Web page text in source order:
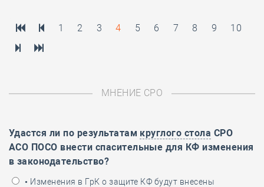
1 2 3 4 5 6 7 8 9 10
МНЕНИЕ СРО
Удастся ли по результатам круглого стола СРО
АСО ПОСО внести спасительные для КФ изменения
в законодательство?
• Изменения в ГрК о защите КФ будут внесены